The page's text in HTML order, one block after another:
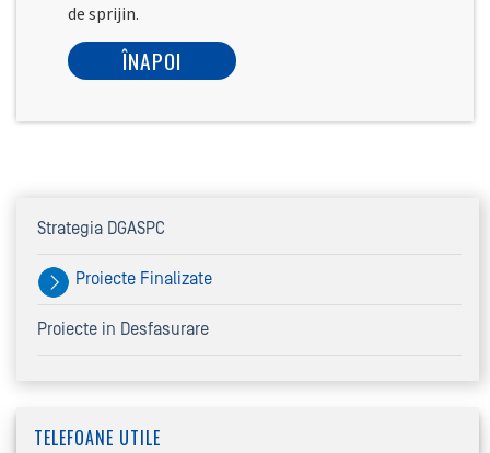
de sprijin.
ÎNAPOI
Strategia DGASPC
Proiecte Finalizate
Proiecte in Desfasurare
TELEFOANE UTILE